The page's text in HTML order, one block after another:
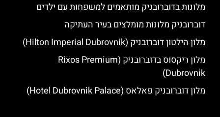
מלונות בדוברובניק מותאמים למשפחות עם ילדים
דוברובניק מלונות מומלצים בעיר העתיקה
מלון הילטון דוברובניק (Hilton Imperial Dubrovnik)
מלון ריקסוס בדוברובניק (Rixos Premium
Dubrovnik)
מלון דוברובניק פאלאס (Hotel Dubrovnik Palace)